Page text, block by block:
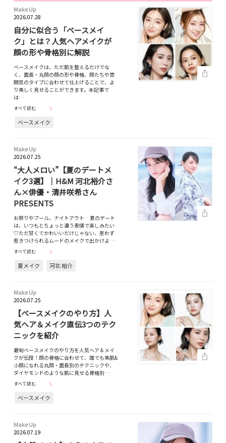
Make Up
2026.07.28
自分に似合う「ベースメイ
ク」とは？人気ヘアメイクが
顔の形や骨格別に解説
ベースメイクは、ただ肌を整えるだけでな
く、面長・丸顔の顔の形や骨格、顔たちや雰
囲気のタイプに合わせて仕上げることで、よ
り美しく見せることができます。本記事で
は…
すべて読む
ベースメイク
Make Up
2026.07.25
“大人メロい”【夏のデートメ
イク3選】｜H&M 河北裕介さ
ん×俳優・清井咲希さん
PRESENTS
お祭りやプール、ナイトアウト…夏のデート
は、いつもとちょっと違う表情で楽しみたい
♡ただ甘くてかわいいだけじゃない、思わず
惹きつけられるムードのメイクで出かけよ…
すべて読む
夏メイク 河北 裕介
Make Up
2026.07.25
【ベースメイクのやり方】人
気ヘア＆メイク直伝3つのテク
ニックを紹介
最旬ベースメイクのやり方を人気ヘア＆メイ
クが伝授！顔の骨格に合わせて、誰でも美肌&
小顔になれる丸顔・面長別のテクニックや、
ダイヤモンドのような肌に見せる骨格別…
すべて読む
ベースメイク
Make Up
2026.07.19